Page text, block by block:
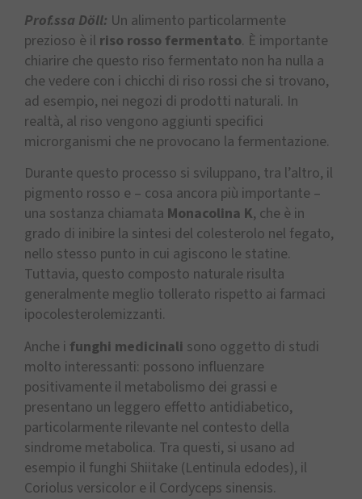
Prof.ssa Döll: Un alimento particolarmente
prezioso è il riso rosso fermentato. È importante
chiarire che questo riso fermentato non ha nulla a
che vedere con i chicchi di riso rossi che si trovano,
ad esempio, nei negozi di prodotti naturali. In
realtà, al riso vengono aggiunti specifici
microrganismi che ne provocano la fermentazione.
Durante questo processo si sviluppano, tra l’altro, il
pigmento rosso e – cosa ancora più importante –
una sostanza chiamata Monacolina K, che è in
grado di inibire la sintesi del colesterolo nel fegato,
nello stesso punto in cui agiscono le statine.
Tuttavia, questo composto naturale risulta
generalmente meglio tollerato rispetto ai farmaci
ipocolesterolemizzanti.
Anche i funghi medicinali sono oggetto di studi
molto interessanti: possono influenzare
positivamente il metabolismo dei grassi e
presentano un leggero effetto antidiabetico,
particolarmente rilevante nel contesto della
sindrome metabolica. Tra questi, si usano ad
esempio il funghi Shiitake (Lentinula edodes), il
Coriolus versicolor e il Cordyceps sinensis.